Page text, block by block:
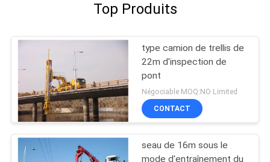
Top Produits
type camion de trellis de
22m d'inspection de
pont
Négociable MOQ:NO Limited
CONTACT
seau de 16m sous le
mode d'entraînement du